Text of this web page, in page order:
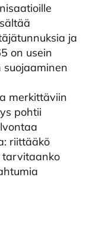
ja
on usein
suojaaminen
merkittäviin
pohtii
riittääkö
tarvitaanko